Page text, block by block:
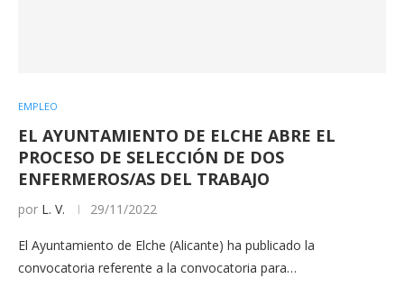
EMPLEO
EL AYUNTAMIENTO DE ELCHE ABRE EL
PROCESO DE SELECCIÓN DE DOS
ENFERMEROS/AS DEL TRABAJO
por L. V. 29/11/2022
El Ayuntamiento de Elche (Alicante) ha publicado la
convocatoria referente a la convocatoria para…